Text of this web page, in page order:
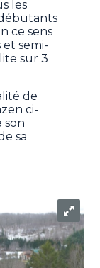
les
ce sens
semi-
sur 3
de
ci-
son
sa